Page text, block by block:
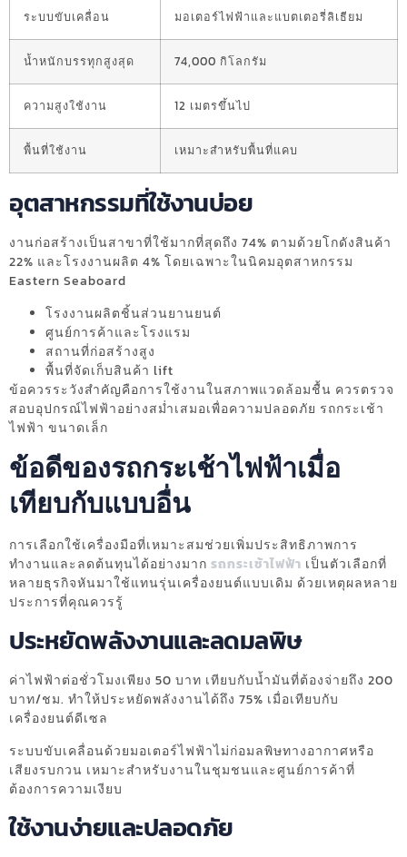
ระบบขับเคลื่อน มอเตอร์ไฟฟ้าและแบตเตอรี่ลิเธียม
น้ำหนักบรรทุกสูงสุด 74,000 กิโลกรัม
ความสูงใช้งาน 12 เมตรขึ้นไป
พื้นที่ใช้งาน เหมาะสำหรับพื้นที่แคบ
อุตสาหกรรมที่ใช้งานบ่อย
งานก่อสร้างเป็นสาขาที่ใช้มากที่สุดถึง 74% ตามด้วยโกดังสินค้า
22% และโรงงานผลิต 4% โดยเฉพาะในนิคมอุตสาหกรรม
Eastern Seaboard
โรงงานผลิตชิ้นส่วนยานยนต์
ศูนย์การค้าและโรงแรม
สถานที่ก่อสร้างสูง
พื้นที่จัดเก็บสินค้า lift
ข้อควรระวังสำคัญคือการใช้งานในสภาพแวดล้อมชื้น ควรตรวจ
สอบอุปกรณ์ไฟฟ้าอย่างสม่ำเสมอเพื่อความปลอดภัย รถกระเช้า
ไฟฟ้า ขนาดเล็ก
ข้อดีของรถกระเช้าไฟฟ้าเมื่อ
เทียบกับแบบอื่น
การเลือกใช้เครื่องมือที่เหมาะสมช่วยเพิ่มประสิทธิภาพการ
ทำงานและลดต้นทุนได้อย่างมาก รถกระเช้าไฟฟ้า เป็นตัวเลือกที่
หลายธุรกิจหันมาใช้แทนรุ่นเครื่องยนต์แบบเดิม ด้วยเหตุผลหลาย
ประการที่คุณควรรู้
ประหยัดพลังงานและลดมลพิษ
ค่าไฟฟ้าต่อชั่วโมงเพียง 50 บาท เทียบกับน้ำมันที่ต้องจ่ายถึง 200
บาท/ชม. ทำให้ประหยัดพลังงานได้ถึง 75% เมื่อเทียบกับ
เครื่องยนต์ดีเซล
ระบบขับเคลื่อนด้วยมอเตอร์ไฟฟ้าไม่ก่อมลพิษทางอากาศหรือ
เสียงรบกวน เหมาะสำหรับงานในชุมชนและศูนย์การค้าที่
ต้องการความเงียบ
ใช้งานง่ายและปลอดภัย